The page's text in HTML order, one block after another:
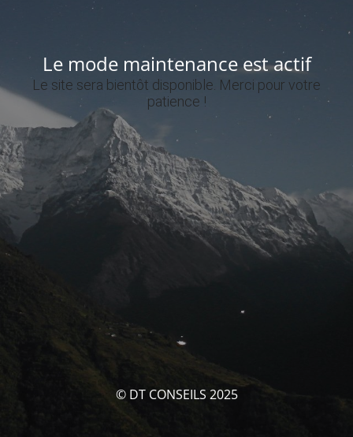
Le mode maintenance est actif
Le site sera bientôt disponible. Merci pour votre
patience !
© DT CONSEILS 2025